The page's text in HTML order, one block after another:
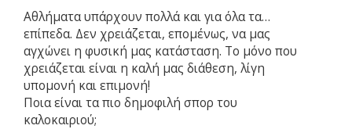
Αθλήματα υπάρχουν πολλά και για όλα τα…
επίπεδα. Δεν χρειάζεται, επομένως, να μας
αγχώνει η φυσική μας κατάσταση. Το μόνο που
χρειάζεται είναι η καλή μας διάθεση, λίγη
υπομονή και επιμονή!
Ποια είναι τα πιο δημοφιλή σπορ του
καλοκαιριού;